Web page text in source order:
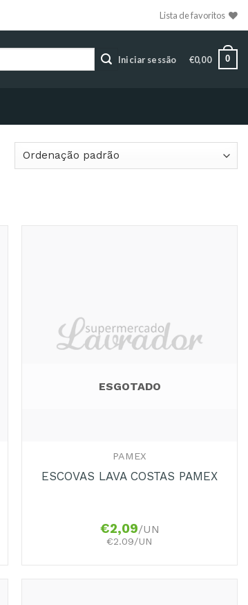
Lista de favoritos
Iniciar sessão €0,00 0
ESGOTADO
PAMEX
ESCOVAS LAVA COSTAS PAMEX
€2,09/UN
€2.09/UN